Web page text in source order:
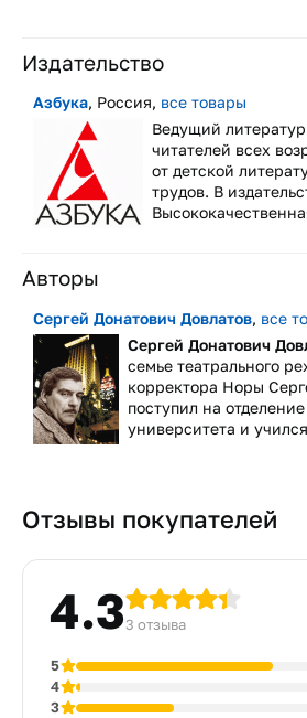
Издательство
Азбука, Россия, все товары
Ведущий
читателей всех
от детской
трудов. В
Авторы
Сергей Донатович Довлатов, все
Сергей Донатович
семье театрального
корректора Норы
поступил на
университета и
Отзывы покупателей
4.33 отзыва
5
4
3